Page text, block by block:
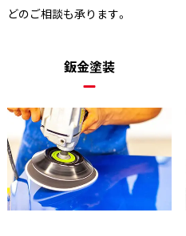
どのご相談も承ります。
鈑金塗装